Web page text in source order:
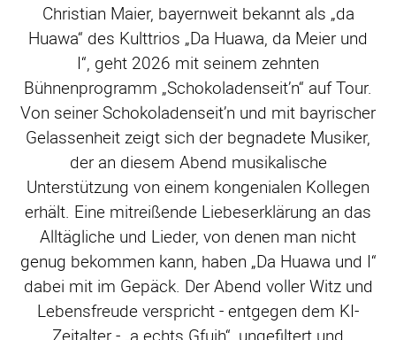
Christian Maier, bayernweit bekannt als „da
Huawa“ des Kulttrios „Da Huawa, da Meier und
I“, geht 2026 mit seinem zehnten
Bühnenprogramm „Schokoladenseit’n“ auf Tour.
Von seiner Schokoladenseit’n und mit bayrischer
Gelassenheit zeigt sich der begnadete Musiker,
der an diesem Abend musikalische
Unterstützung von einem kongenialen Kollegen
erhält. Eine mitreißende Liebeserklärung an das
Alltägliche und Lieder, von denen man nicht
genug bekommen kann, haben „Da Huawa und I“
dabei mit im Gepäck. Der Abend voller Witz und
Lebensfreude verspricht - entgegen dem KI-
Zeitalter - „a echts Gfuih“, ungefiltert und